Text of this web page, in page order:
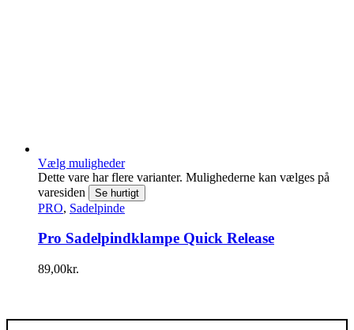
Vælg muligheder
Dette vare har flere varianter. Mulighederne kan vælges på
varesiden
Se hurtigt
PRO, Sadelpinde
Pro Sadelpindklampe Quick Release
89,00kr.